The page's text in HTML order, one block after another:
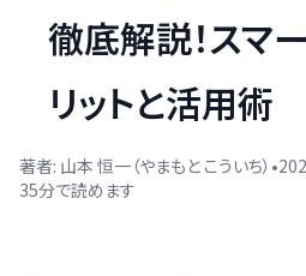
徹底解説！スマ
リットと活用術
著者: 山本 恒一（やまもと こういち） •
35分で読めます